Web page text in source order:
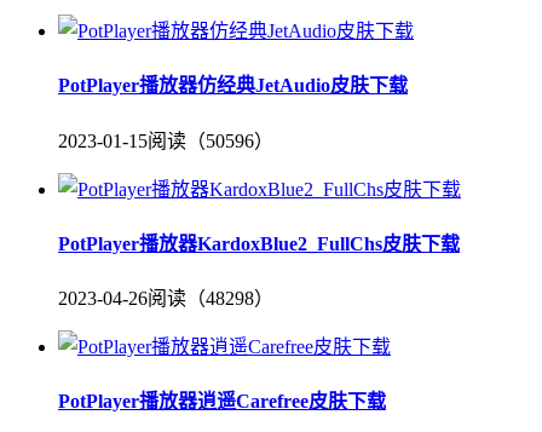
PotPlayer播放器仿经典JetAudio皮肤下载
2023-01-15阅读（50596）
PotPlayer播放器KardoxBlue2_FullChs皮肤下载
2023-04-26阅读（48298）
PotPlayer播放器逍遥Carefree皮肤下载